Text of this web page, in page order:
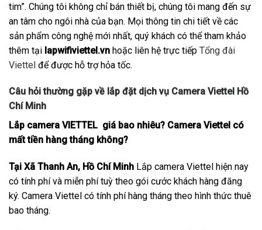
tim”. Chúng tôi không chỉ bán thiết bị, chúng tôi mang đến sự
an tâm cho ngôi nhà của bạn. Mọi thông tin chi tiết về các
sản phẩm công nghệ mới nhất, quý khách có thể tham khảo
thêm tại lapwifiviettel.vn hoặc liên hệ trực tiếp Tổng đài
Viettel để được hỗ trợ hỏa tốc.
Câu hỏi thường gặp về lắp đặt dịch vụ Camera Viettel Hồ
Chí Minh
Lắp camera VIETTEL giá bao nhiêu? Camera Viettel có
mất tiền hàng tháng không?
Tại Xã Thanh An, Hồ Chí Minh Lắp camera Viettel hiện nay
có tính phí và miễn phí tuỳ theo gói cước khách hàng đăng
ký. Camera Viettel có tính phí hàng tháng theo hình thức thuê
bao tháng.